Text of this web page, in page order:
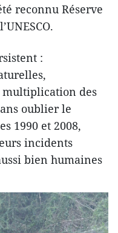
reconnu Réserve
:
multiplication des
oublier le
1990 et 2008,
incidents
bien humaines